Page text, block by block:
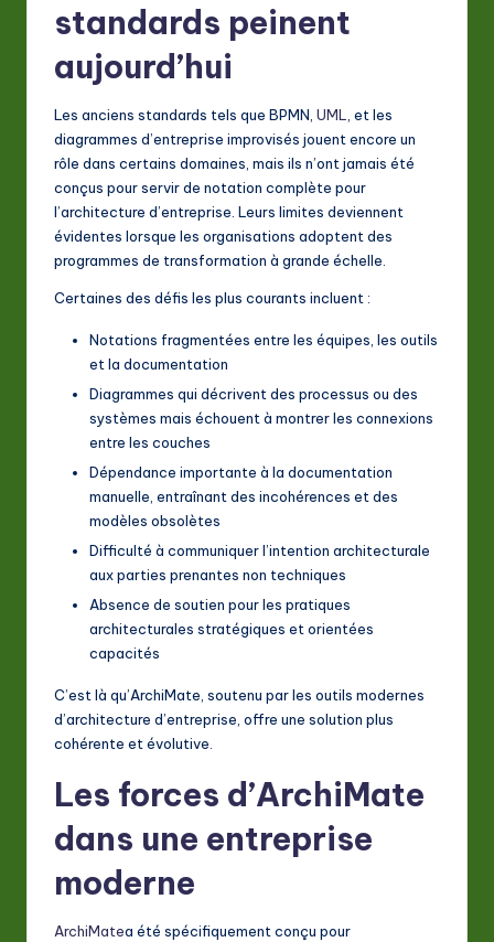
standards peinent
aujourd’hui
Les anciens standards tels que BPMN, UML
, et les
diagrammes d’entreprise improvisés jouent encore un
rôle dans certains domaines, mais ils n’ont jamais été
conçus pour servir de notation complète pour
l’architecture d’entreprise. Leurs limites deviennent
évidentes lorsque les organisations adoptent des
programmes de transformation à grande échelle.
Certaines des défis les plus courants incluent :
Notations fragmentées entre les équipes, les outils
et la documentation
Diagrammes qui décrivent des processus ou des
systèmes mais échouent à montrer les connexions
entre les couches
Dépendance importante à la documentation
manuelle, entraînant des incohérences et des
modèles obsolètes
Difficulté à communiquer l’intention architecturale
aux parties prenantes non techniques
Absence de soutien pour les pratiques
architecturales stratégiques et orientées
capacités
C’est là qu’ArchiMate, soutenu par les outils modernes
d’architecture d’entreprise, offre une solution plus
cohérente et évolutive.
Les forces d’ArchiMate
dans une entreprise
moderne
ArchiMatea été spécifiquement conçu pour